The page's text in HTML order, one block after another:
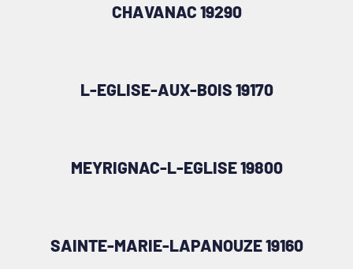
CHAVANAC 19290
L-EGLISE-AUX-BOIS 19170
MEYRIGNAC-L-EGLISE 19800
SAINTE-MARIE-LAPANOUZE 19160